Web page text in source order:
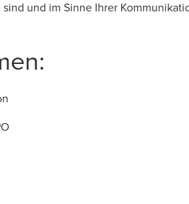
und im Sinne Ihrer